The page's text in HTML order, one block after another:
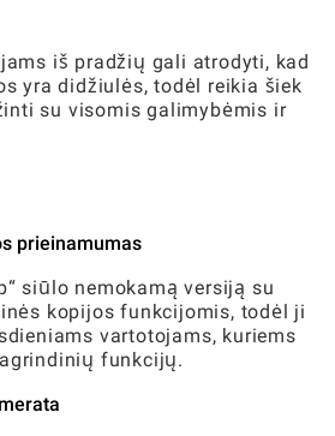
iš pradžių gali atrodyti, kad
yra didžiulės, todėl reikia šiek
su visomis galimybėmis ir
prieinamumas
siūlo nemokamą versiją su
kopijos funkcijomis, todėl ji
vartotojams, kuriems
funkcijų.